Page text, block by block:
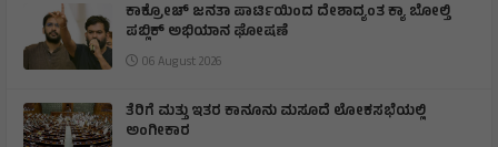
ಕಾಕ್ರೋಚ್ ಜನತಾ ಪಾರ್ಟಿಯಿಂದ ದೇಶಾದ್ಯಂತ ಕ್ಯಾ ಬೋಲ್ತಿ
ಪಬ್ಲಿಕ್ ಅಭಿಯಾನ ಘೋಷಣೆ
06 August 2026
ತೆರಿಗೆ ಮತ್ತು ಇತರ ಕಾನೂನು ಮಸೂದೆ ಲೋಕಸಭೆಯಲ್ಲಿ
ಅಂಗೀಕಾರ